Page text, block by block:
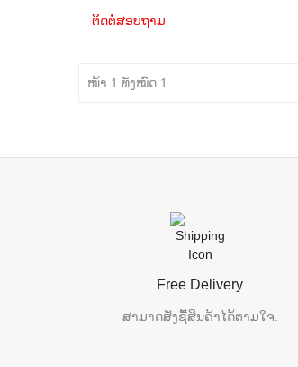
ຕິດຕໍ່ສອບຖາມ
ເພີ່ມເຂົ້າກະຕ່າ
ໜ້າ 1 ທັງໝົດ 1
Free Delivery
ສາມາດສັ່ງຊື້ສິນຄ້າໄດ້ຕາມໃຈ.